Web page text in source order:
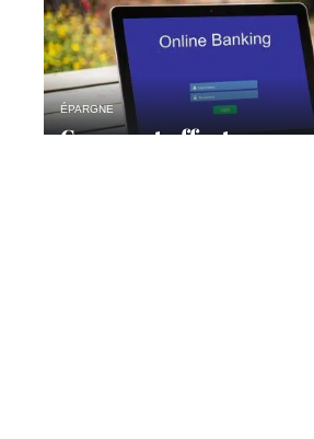
ÉPARGNE
Comment effectuer un